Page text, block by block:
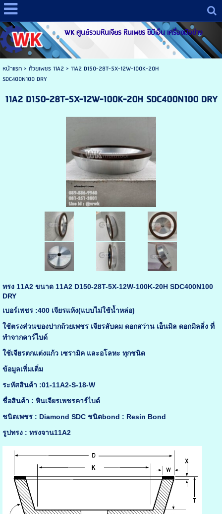
WK ศูนย์รวมหินเจียร หินเพชร ซีบีเอ็น เครื่องมือช่าง
หน้าแรก> ถ้วยเพชร 11A2> 11A2 D150-28T-5X-12W-100K-20H
SDC400N100 DRY
11A2 D150-28T-5X-12W-100K-20H SDC400N100 DRY
ทรง 11A2 ขนาด 11A2 D150-28T-5X-12W-100K-20H SDC400N100
DRY
เบอร์เพชร :400 เจียรแห้ง(แบบไม่ใช้น้ำหล่อ)
ใช้ตรงส่วนของปากถ้วยเพชร เจียรลับคม ดอกสว่าน เอ็นมิล ดอกมิลลิ่ง ที่
ทำจากคาร์ไบด์
ใช้เจียรตกแต่งแก้ว เซรามิค และอโลหะ ทุกชนิด
ข้อมูลเพิ่มเติ่ม
ระหัสสินค้า :01-11A2-S-18-W
ชื่อสินค้า : หินเจียรเพชรคาร์ไบด์
ชนิดเพชร : Diamond SDC ชนิดbond : Resin Bond
รูปทรง : ทรงจาน11A2